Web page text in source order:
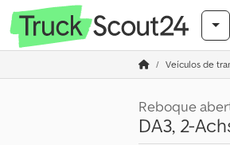
Veículos de
Reboque
DA3, 2-